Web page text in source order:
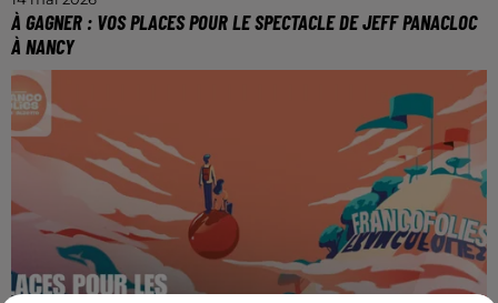
À GAGNER : VOS PLACES POUR LE SPECTACLE DE JEFF PANACLOC
À NANCY
GAGNEZ VOS PLACES POUR LE SPECTACLE DE JEFF
PANACLOC AU ZENITH DE NANCY !